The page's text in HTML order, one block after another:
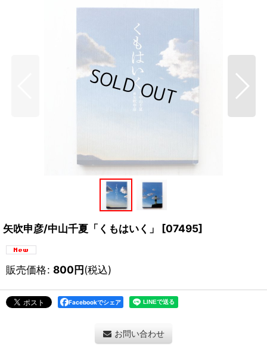
矢吹申彦/中山千夏「くもはいく」 [07495]
販売価格: 800円(税込)
Facebookでシェア
お問い合わせ